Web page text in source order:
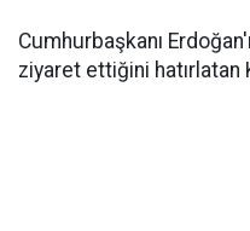
Cumhurbaşkanı
ziyaret ettiğini